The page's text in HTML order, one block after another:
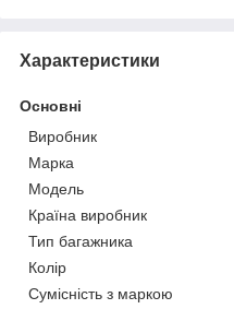
Характеристики
Основні
Виробник
Марка
Модель
Країна виробник
Тип багажника
Колір
Сумісність з маркою